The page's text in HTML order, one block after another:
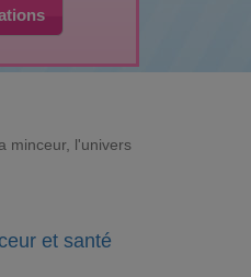
minceur, l'univers
et santé